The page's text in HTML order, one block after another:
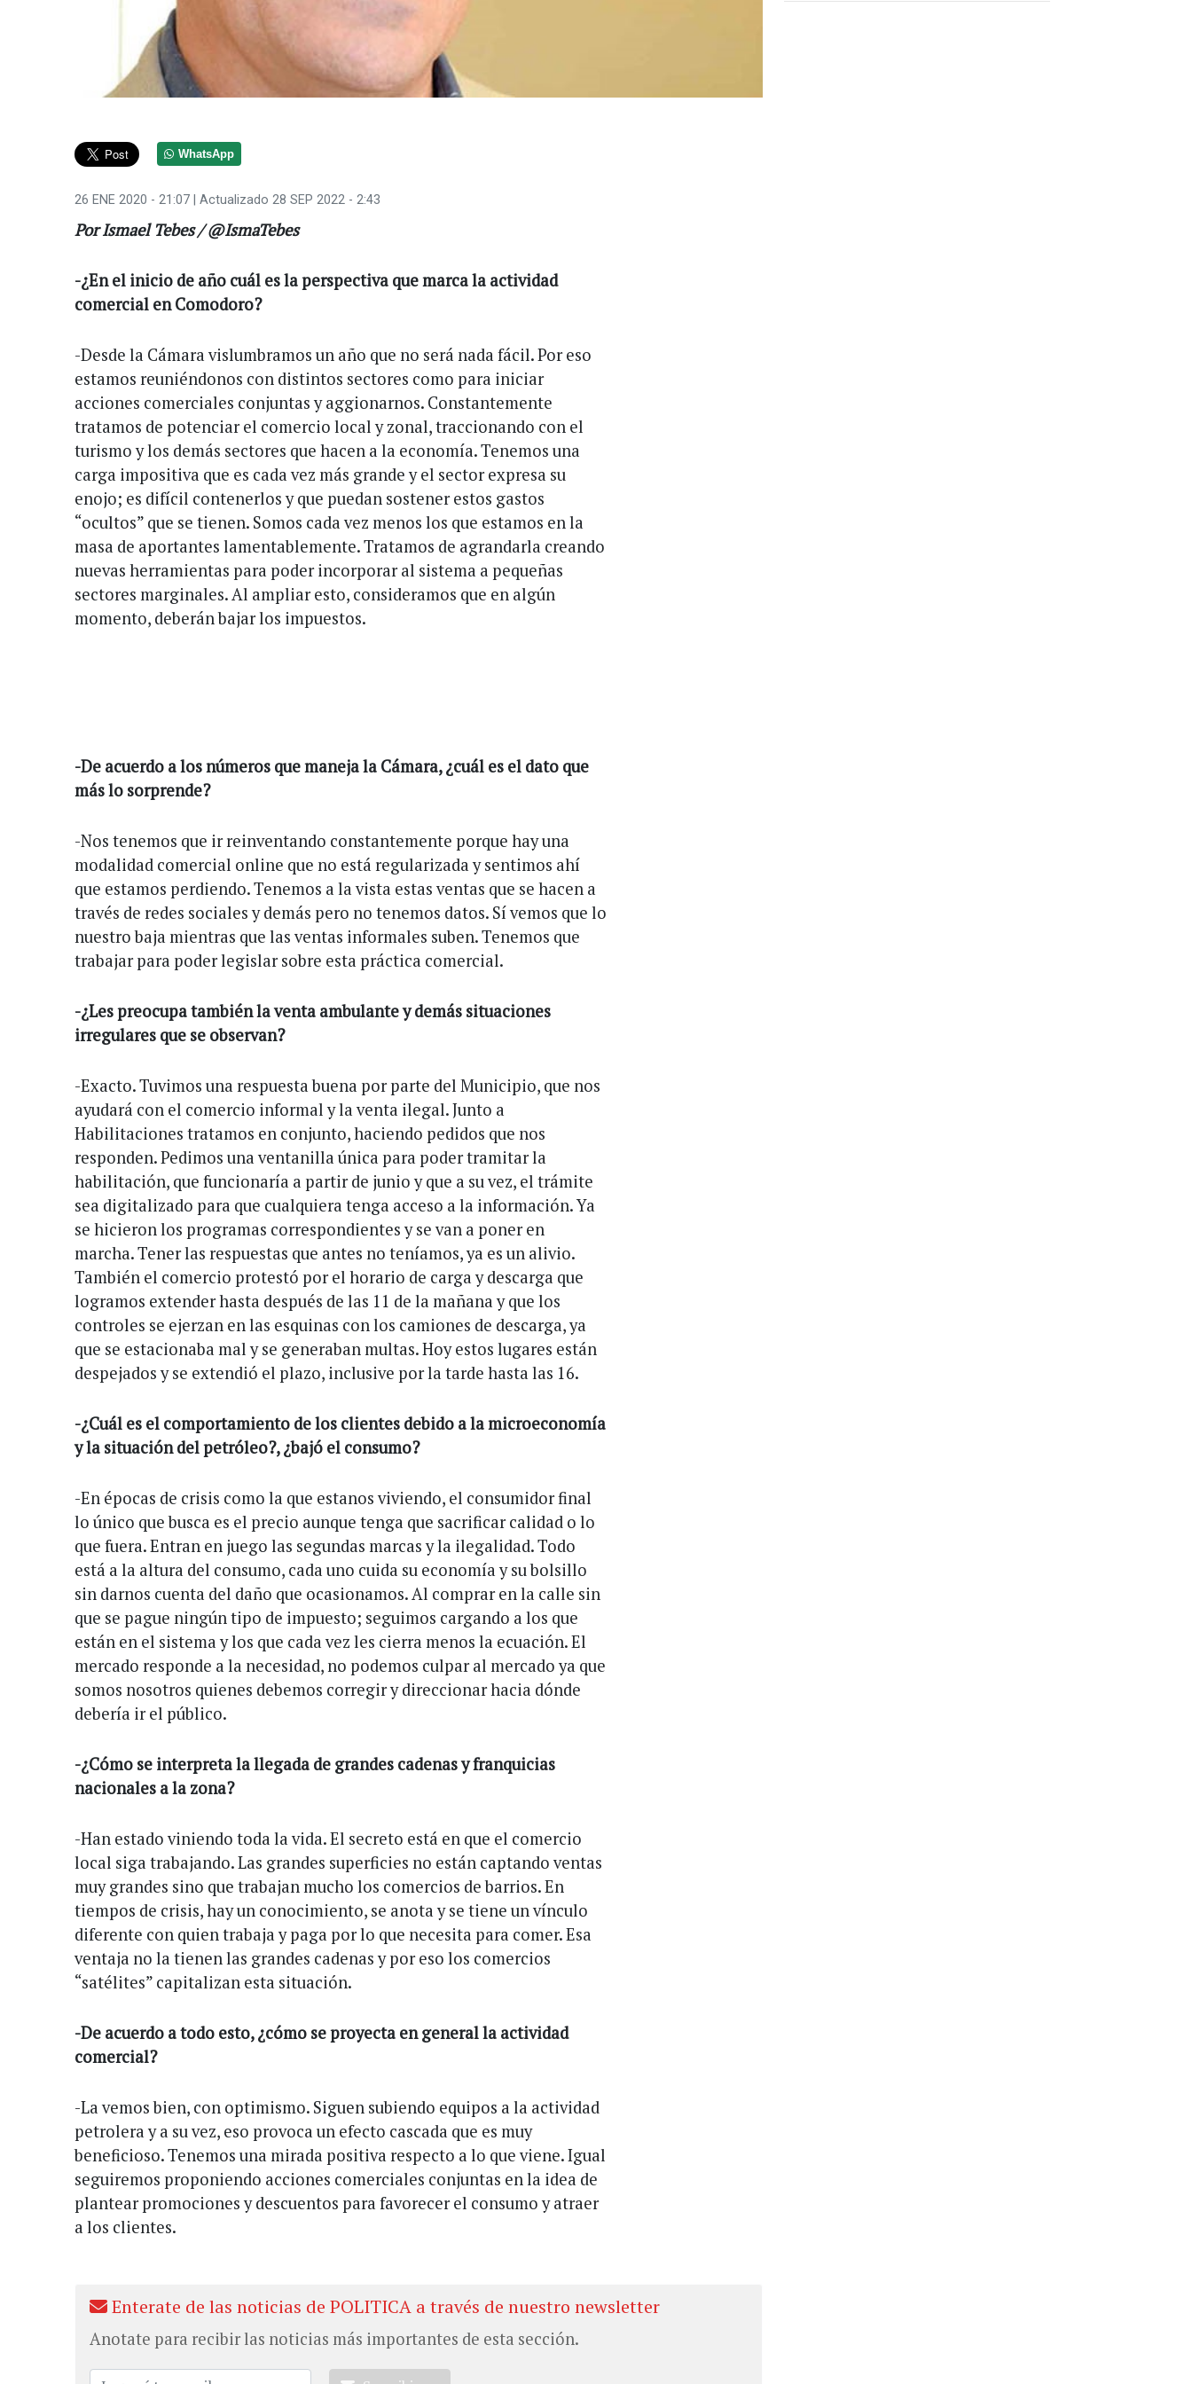
WhatsApp
26 ENE 2020 - 21:07 | Actualizado 28 SEP 2022 - 2:43
Por Ismael Tebes / @IsmaTebes
-¿En el inicio de año cuál es la perspectiva que marca la actividad
comercial en Comodoro?
-Desde la Cámara vislumbramos un año que no será nada fácil. Por eso
estamos reuniéndonos con distintos sectores como para iniciar
acciones comerciales conjuntas y aggionarnos. Constantemente
tratamos de potenciar el comercio local y zonal, traccionando con el
turismo y los demás sectores que hacen a la economía. Tenemos una
carga impositiva que es cada vez más grande y el sector expresa su
enojo; es difícil contenerlos y que puedan sostener estos gastos
“ocultos” que se tienen. Somos cada vez menos los que estamos en la
masa de aportantes lamentablemente. Tratamos de agrandarla creando
nuevas herramientas para poder incorporar al sistema a pequeñas
sectores marginales. Al ampliar esto, consideramos que en algún
momento, deberán bajar los impuestos.
-De acuerdo a los números que maneja la Cámara, ¿cuál es el dato que
más lo sorprende?
-Nos tenemos que ir reinventando constantemente porque hay una
modalidad comercial online que no está regularizada y sentimos ahí
que estamos perdiendo. Tenemos a la vista estas ventas que se hacen a
través de redes sociales y demás pero no tenemos datos. Sí vemos que lo
nuestro baja mientras que las ventas informales suben. Tenemos que
trabajar para poder legislar sobre esta práctica comercial.
-¿Les preocupa también la venta ambulante y demás situaciones
irregulares que se observan?
-Exacto. Tuvimos una respuesta buena por parte del Municipio, que nos
ayudará con el comercio informal y la venta ilegal. Junto a
Habilitaciones tratamos en conjunto, haciendo pedidos que nos
responden. Pedimos una ventanilla única para poder tramitar la
habilitación, que funcionaría a partir de junio y que a su vez, el trámite
sea digitalizado para que cualquiera tenga acceso a la información. Ya
se hicieron los programas correspondientes y se van a poner en
marcha. Tener las respuestas que antes no teníamos, ya es un alivio.
También el comercio protestó por el horario de carga y descarga que
logramos extender hasta después de las 11 de la mañana y que los
controles se ejerzan en las esquinas con los camiones de descarga, ya
que se estacionaba mal y se generaban multas. Hoy estos lugares están
despejados y se extendió el plazo, inclusive por la tarde hasta las 16.
-¿Cuál es el comportamiento de los clientes debido a la microeconomía
y la situación del petróleo?, ¿bajó el consumo?
-En épocas de crisis como la que estanos viviendo, el consumidor final
lo único que busca es el precio aunque tenga que sacrificar calidad o lo
que fuera. Entran en juego las segundas marcas y la ilegalidad. Todo
está a la altura del consumo, cada uno cuida su economía y su bolsillo
sin darnos cuenta del daño que ocasionamos. Al comprar en la calle sin
que se pague ningún tipo de impuesto; seguimos cargando a los que
están en el sistema y los que cada vez les cierra menos la ecuación. El
mercado responde a la necesidad, no podemos culpar al mercado ya que
somos nosotros quienes debemos corregir y direccionar hacia dónde
debería ir el público.
-¿Cómo se interpreta la llegada de grandes cadenas y franquicias
nacionales a la zona?
-Han estado viniendo toda la vida. El secreto está en que el comercio
local siga trabajando. Las grandes superficies no están captando ventas
muy grandes sino que trabajan mucho los comercios de barrios. En
tiempos de crisis, hay un conocimiento, se anota y se tiene un vínculo
diferente con quien trabaja y paga por lo que necesita para comer. Esa
ventaja no la tienen las grandes cadenas y por eso los comercios
“satélites” capitalizan esta situación.
-De acuerdo a todo esto, ¿cómo se proyecta en general la actividad
comercial?
-La vemos bien, con optimismo. Siguen subiendo equipos a la actividad
petrolera y a su vez, eso provoca un efecto cascada que es muy
beneficioso. Tenemos una mirada positiva respecto a lo que viene. Igual
seguiremos proponiendo acciones comerciales conjuntas en la idea de
plantear promociones y descuentos para favorecer el consumo y atraer
a los clientes.
Enterate de las noticias de POLITICA a través de nuestro newsletter
Anotate para recibir las noticias más importantes de esta sección.